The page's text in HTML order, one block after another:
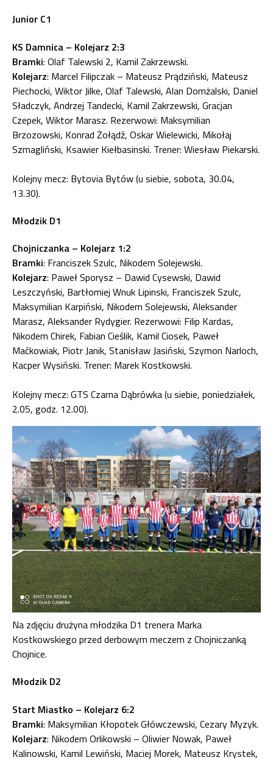
Junior C1
KS Damnica – Kolejarz 2:3
Bramki: Olaf Talewski 2, Kamil Zakrzewski.
Kolejarz: Marcel Filipczak – Mateusz Prądziński, Mateusz
Piechocki, Wiktor Jilke, Olaf Talewski, Alan Domżalski, Daniel
Sładczyk, Andrzej Tandecki, Kamil Zakrzewski, Gracjan
Czepek, Wiktor Marasz. Rezerwowi: Maksymilian
Brzozowski, Konrad Żołądź, Oskar Wielewicki, Mikołaj
Szmagliński, Ksawier Kiełbasinski. Trener: Wiesław Piekarski.
Kolejny mecz: Bytovia Bytów (u siebie, sobota, 30.04,
13.30).
Młodzik D1
Chojniczanka – Kolejarz 1:2
Bramki: Franciszek Szulc, Nikodem Solejewski.
Kolejarz: Paweł Sporysz – Dawid Cysewski, Dawid
Leszczyński, Bartłomiej Wnuk Lipinski, Franciszek Szulc,
Maksymilian Karpiński, Nikodem Solejewski, Aleksander
Marasz, Aleksander Rydygier. Rezerwowi: Filip Kardas,
Nikodem Chirek, Fabian Cieślik, Kamil Ciosek, Paweł
Maćkowiak, Piotr Janik, Stanisław Jasiński, Szymon Narloch,
Kacper Wysiński. Trener: Marek Kostkowski.
Kolejny mecz: GTS Czarna Dąbrówka (u siebie, poniedziałek,
2.05, godz. 12.00).
Na zdjęciu drużyna młodzika D1 trenera Marka
Kostkowskiego przed derbowym meczem z Chojniczanką
Chojnice.
Młodzik D2
Start Miastko – Kolejarz 6:2
Bramki: Maksymilian Kłopotek Główczewski, Cezary Myzyk.
Kolejarz: Nikodem Orlikowski – Oliwier Nowak, Paweł
Kalinowski, Kamil Lewiński, Maciej Morek, Mateusz Krystek,